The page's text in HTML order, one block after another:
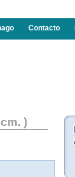
Contacto
)